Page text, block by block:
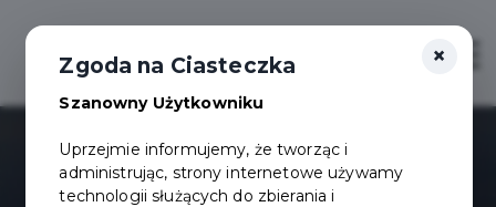
×
Zgoda na Ciasteczka
Szanowny Użytkowniku
Uprzejmie informujemy, że tworząc i
administrując, strony internetowe używamy
technologii służących do zbierania i